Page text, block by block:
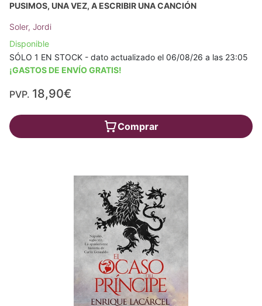
PUSIMOS, UNA VEZ, A ESCRIBIR UNA CANCIÓN
Soler, Jordi
Disponible
SÓLO 1 EN STOCK - dato actualizado el 06/08/26 a las 23:05
¡GASTOS DE ENVÍO GRATIS!
PVP. 18,90€
Comprar